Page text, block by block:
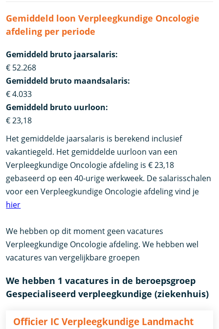
Gemiddeld loon Verpleegkundige Oncologie
afdeling per periode
Gemiddeld bruto jaarsalaris:
€ 52.268
Gemiddeld bruto maandsalaris:
€ 4.033
Gemiddeld bruto uurloon:
€ 23,18
Het gemiddelde jaarsalaris is berekend inclusief
vakantiegeld. Het gemiddelde uurloon van een
Verpleegkundige Oncologie afdeling is € 23,18
gebaseerd op een 40-urige werkweek. De salarisschalen
voor een Verpleegkundige Oncologie afdeling vind je
hier
We hebben op dit moment geen vacatures
Verpleegkundige Oncologie afdeling. We hebben wel
vacatures van vergelijkbare groepen
We hebben 1 vacatures in de beroepsgroep
Gespecialiseerd verpleegkundige (ziekenhuis)
Officier IC Verpleegkundige Landmacht